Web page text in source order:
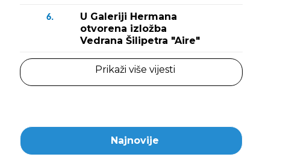
6.
U Galeriji Hermana
otvorena izložba
Vedrana Šilipetra "Aire"
Prikaži više vijesti
Najnovije